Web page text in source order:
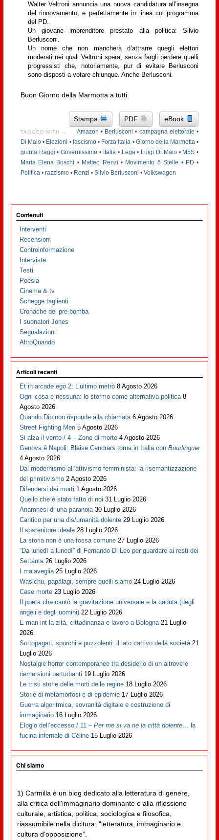
Walter Veltroni annuncia una nuova candidatura all’insegna
del rinnovamento, e perfettamente in linea col programma
del PD.
Un giovane imprenditore prestato alla politica: Silvio
Berlusconi.
Un nome che non mancherà d’attrarre quegli elettori
moderati nei quali Veltroni spera, senza fargli perdere quelli
progressisti che, notoriamente, pur di evitare Berlusconi
sono disposti a votare chiunque. Anche Berlusconi.
Buon Giorno della Marmotta a tutti.
Stampa PDF eBook
TAGGED WITH → Amazon • Berlusconi • campagna elettorale •
Di Maio• Elezioni • fascismo• Forza Italia • Giorno della Marmotta •
giunta Raggi •Governissimo • Italia • Lega • Luigi Di Maio• M5S •
Maria Elena Boschi • Matteo Renzi • Movimento 5 Stelle • PD •
Politica • razzismo• Renzi • Silvio Berlusconi • Volkswagen
Contenuti
Interventi
Recensioni
Controinformazione
Interviste
Testi
Poesia
Cinema & tv
Schegge taglienti
Cronache del pre-bomba
I suonatori Jones
Segnalazioni
AltroQuando
Articoli recenti
Et in arcade ego 2: L’ultimo metrò 8 Agosto 2026
Ogni cosa e nessuna: lo stormo come alternativa politica 8
Agosto 2026
Quando Dio non risponde alla chiamata 6 Agosto 2026
Street Fighting Men 5 Agosto 2026
Si alza il vento / 4 – Zone di morte 4 Agosto 2026
Genova è Napoli: Blaise Cendrars torna in Italia conBourlinguer
4 Agosto 2026
Dal modernismo all’attivismo femminista: la risemantizzazione
del primitivismo 2 Agosto 2026
Difendersi dai morti 1 Agosto 2026
Quello che è stato fatto di noi 31 Luglio 2026
Anamnesi di una paranoia 30 Luglio 2026
Cantico per una dis/umanità dolente 29 Luglio 2026
Il sostenitore ideale 28 Luglio 2026
La storia non è una fossa comune 27 Luglio 2026
“Da lunedì a lunedì” di Fernando Di Leo per guardare ai resti dei
Settanta 26 Luglio 2026
I malaveglia 25 Luglio 2026
Wasichu, papalagi, sempre quelli siamo 24 Luglio 2026
Case morte 23 Luglio 2026
Il poeta che cantò la gravitazione universale e la caduta (degli
angeli e degli uomini) 22 Luglio 2026
E man int la zità, cittadinanza e lavoro a Bologna 21 Luglio
2026
Sottopagati, sporchi e puzzolenti: il lato cattivo della società 21
Luglio 2026
Nostalgie horror contemporanee tra desiderio di un altrove e
riemersioni perturbanti 19 Luglio 2026
Le tristi storie delle morti delle regine 18 Luglio 2026
Storie di metamorfosi e di epidemie 17 Luglio 2026
Guerra algoritmica, sovranità digitale e costruzione di
immaginario 16 Luglio 2026
Elogio dell’eccesso / 11 –Per me si va ne la città dolente… la
fucina infernale di Cèline 15 Luglio 2026
Chi siamo
1) Carmilla è un blog dedicato alla letteratura di genere,
alla critica dell'immaginario dominante e alla riflessione
culturale, artistica, politica, sociologica e filosofica,
riassumibile nella dicitura: “letteratura, immaginario e
cultura d'opposizione”.